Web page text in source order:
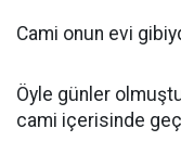
Cami onun evi
Öyle günler
cami içerisinde